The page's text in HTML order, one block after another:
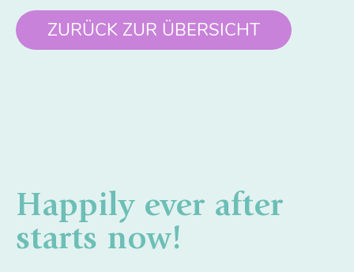
ZURÜCK ZUR ÜBERSICHT
Happily ever after
starts now!